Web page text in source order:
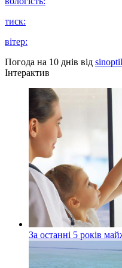
тиск:
вітер:
Погода на 10 днів від
Інтерактив
За останні 5 років